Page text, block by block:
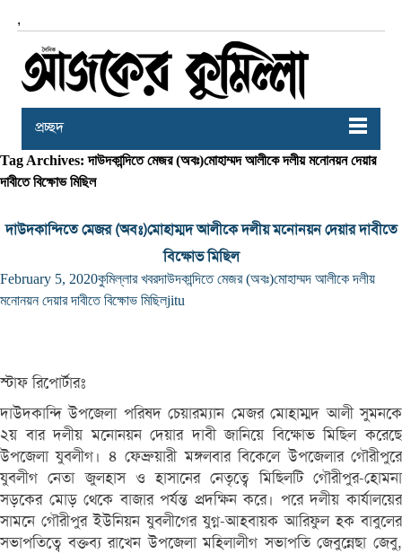
,
প্রচ্ছদ
Tag Archives: দাউদকান্দিতে মেজর (অবঃ)মোহাম্মদ আলীকে দলীয় মনোনয়ন দেয়ার
দাবীতে বিক্ষোভ মিছিল
দাউদকান্দিতে মেজর (অবঃ)মোহাম্মদ আলীকে দলীয় মনোনয়ন দেয়ার দাবীতে
বিক্ষোভ মিছিল
February 5, 2020কুমিল্লার খবরদাউদকান্দিতে মেজর (অবঃ)মোহাম্মদ আলীকে দলীয়
মনোনয়ন দেয়ার দাবীতে বিক্ষোভ মিছিলjitu
স্টাফ রিপোর্টারঃ
দাউদকান্দি উপজেলা পরিষদ চেয়ারম্যান মেজর মোহাম্মদ আলী সুমনকে
২য় বার দলীয় মনোনয়ন দেয়ার দাবী জানিয়ে বিক্ষোভ মিছিল করেছে
উপজেলা যুবলীগ। ৪ ফেব্রুয়ারী মঙ্গলবার বিকেলে উপজেলার গৌরীপুরে
যুবলীগ নেতা জুলহাস ও হাসানের নেতৃত্বে মিছিলটি গৌরীপুর-হোমনা
সড়কের মোড় থেকে বাজার পর্যন্ত প্রদক্ষিন করে। পরে দলীয় কার্যালয়ের
সামনে গৌরীপুর ইউনিয়ন যুবলীগের যুগ্ন-আহবায়ক আরিফুল হক বাবুলের
সভাপতিত্বে বক্তব্য রাখেন উপজেলা মহিলালীগ সভাপতি জেবুন্নেছা জেবু,